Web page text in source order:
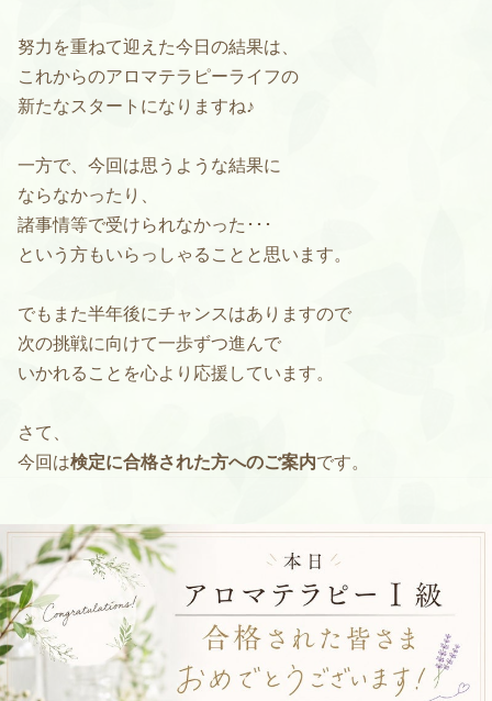
努力を重ねて迎えた今日の結果は、
これからのアロマテラピーライフの
新たなスタートになりますね♪
一方で、今回は思うような結果に
ならなかったり、
諸事情等で受けられなかった･･･
という方もいらっしゃることと思います。
でもまた半年後にチャンスはありますので
次の挑戦に向けて一歩ずつ進んで
いかれることを心より応援しています。
さて、
今回は検定に合格された方へのご案内です。